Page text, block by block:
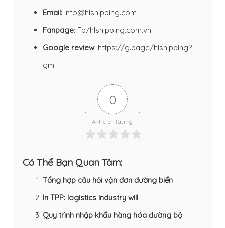
Email: info@hlshipping.com
Fanpage: Fb/hlshipping.com.vn
Google review: https://g.page/hlshipping?
gm
0
Article Rating
Có Thể Bạn Quan Tâm:
Tổng hợp câu hỏi vận đơn đường biển
In TPP: logistics industry will
Quy trình nhập khẩu hàng hóa đường bộ